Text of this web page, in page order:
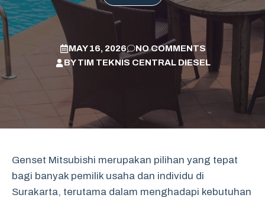
MAY 16, 2026
NO COMMENTS
BYTIM TEKNIS CENTRAL DIESEL
Genset Mitsubishi merupakan pilihan yang tepat
bagi banyak pemilik usaha dan individu di
Surakarta, terutama dalam menghadapi kebutuhan